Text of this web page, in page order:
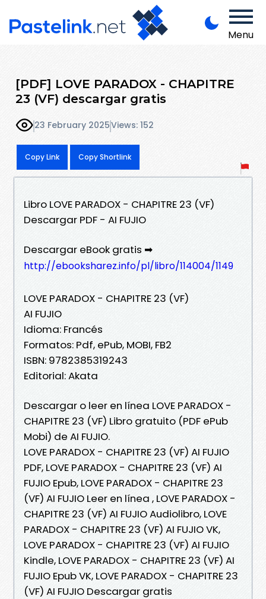
Menu
[PDF] LOVE PARADOX - CHAPITRE
23 (VF) descargar gratis
23 February 2025Views: 152
Copy Link Copy Shortlink
Libro LOVE PARADOX - CHAPITRE 23 (VF)
Descargar PDF - AI FUJIO
Descargar eBook gratis ➡
http://ebooksharez.info/pl/libro/114004/1149
LOVE PARADOX - CHAPITRE 23 (VF)
AI FUJIO
Idioma: Francés
Formatos: Pdf, ePub, MOBI, FB2
ISBN: 9782385319243
Editorial: Akata
Descargar o leer en línea LOVE PARADOX -
CHAPITRE 23 (VF) Libro gratuito (PDF ePub
Mobi) de AI FUJIO.
LOVE PARADOX - CHAPITRE 23 (VF) AI FUJIO
PDF, LOVE PARADOX - CHAPITRE 23 (VF) AI
FUJIO Epub, LOVE PARADOX - CHAPITRE 23
(VF) AI FUJIO Leer en línea , LOVE PARADOX -
CHAPITRE 23 (VF) AI FUJIO Audiolibro, LOVE
PARADOX - CHAPITRE 23 (VF) AI FUJIO VK,
LOVE PARADOX - CHAPITRE 23 (VF) AI FUJIO
Kindle, LOVE PARADOX - CHAPITRE 23 (VF) AI
FUJIO Epub VK, LOVE PARADOX - CHAPITRE 23
(VF) AI FUJIO Descargar gratis